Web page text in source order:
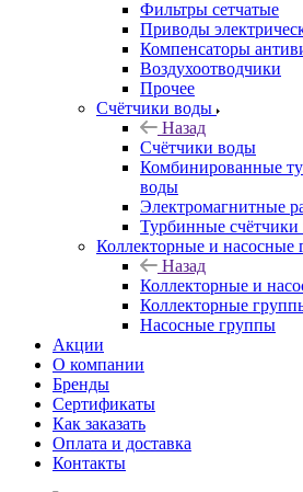
Фильтры сетчатые
Приводы
Компенсаторы
Воздухоотводчики
Прочее
Счётчики воды
Назад
Счётчики воды
Комбинированные
воды
Электромагнитные
Турбинные
Коллекторные и насосные
Назад
Коллекторные и
Коллекторные
Насосные группы
Акции
О компании
Бренды
Сертификаты
Как заказать
Оплата и доставка
Контакты